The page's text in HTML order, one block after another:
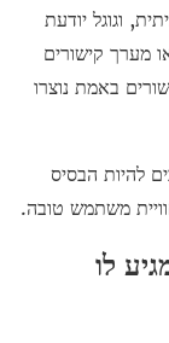
וגוגל יודעת
מערך קישורים
באמת נוצרו
להיות הבסיס
משתמש טובה.
לו